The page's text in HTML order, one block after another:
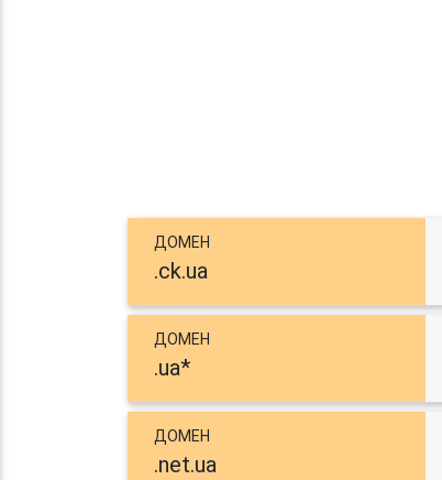
ДОМЕН
.ck.ua
ДОМЕН
.ua*
ДОМЕН
.net.ua